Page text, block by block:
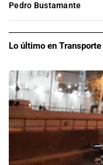
Pedro Bustamante
Lo último en Transporte